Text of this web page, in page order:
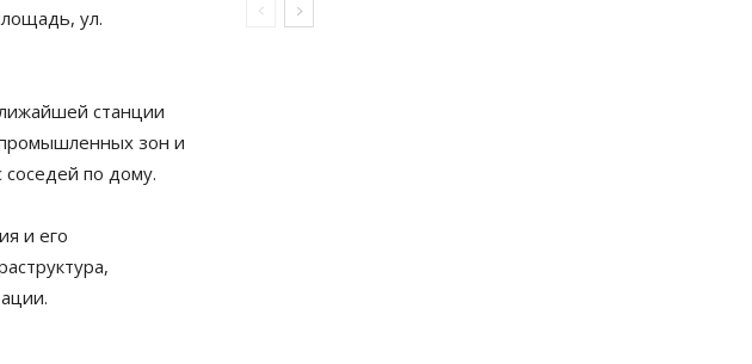
ул.
станции
промышленных зон и
соседей по дому.
и его